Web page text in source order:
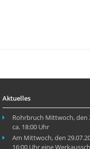
Aktuelles
Rohrbruch Mittwoch, den
ca. 18:00 Uhr
Am Mittwoch, den
16:00 Uhr eine